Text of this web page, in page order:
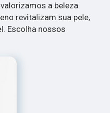
a beleza
revitalizam sua pele,
Escolha nossos